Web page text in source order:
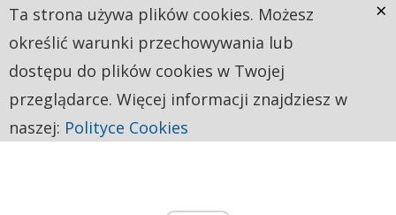
Ta strona używa plików cookies. Możesz
określić warunki przechowywania lub
dostępu do plików cookies w Twojej
przeglądarce. Więcej informacji znajdziesz w
naszej: Polityce Cookies
×